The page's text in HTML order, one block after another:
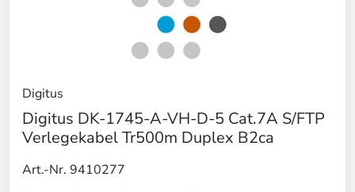
Digitus
Digitus DK-1745-A-VH-D-5 Cat.7A S/FTP
Verlegekabel Tr500m Duplex B2ca
Art.-Nr. 9410277